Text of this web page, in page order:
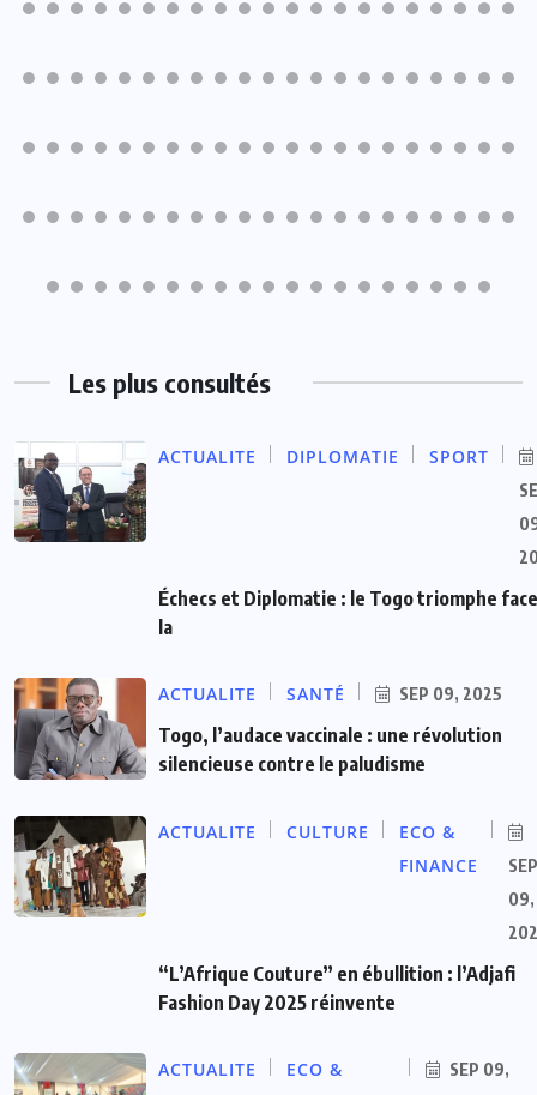
Les plus consultés
ACTUALITE DIPLOMATIE SPORT
Échecs et Diplomatie : le Togo triomphe
la
ACTUALITE SANTÉ SEP 09, 2025
Togo, l’audace vaccinale : une révolution
silencieuse contre le paludisme
ACTUALITE CULTURE
ECO &
FINANCE
SEP
09,
“L’Afrique Couture” en ébullition : l’Adjafi
Fashion Day 2025 réinvente
ACTUALITE
ECO &
SEP 09,